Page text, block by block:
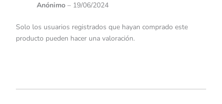
Anónimo – 19/06/2024
Solo los usuarios registrados que hayan comprado este
producto pueden hacer una valoración.